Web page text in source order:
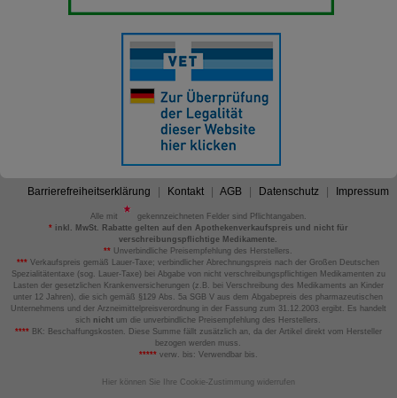
Barrierefreiheitserklärung Kontakt AGB Datenschutz Impressum
Alle mit
gekennzeichneten Felder sind Pflichtangaben.
*inkl. MwSt. Rabatte gelten auf den Apothekenverkaufspreis und nicht für
verschreibungspflichtige Medikamente.
** Unverbindliche Preisempfehlung des Herstellers.
*** Verkaufspreis gemäß Lauer-Taxe; verbindlicher Abrechnungspreis nach der Großen Deutschen
Spezialitätentaxe (sog. Lauer-Taxe) bei Abgabe von nicht verschreibungspflichtigen Medikamenten zu
Lasten der gesetzlichen Krankenversicherungen (z.B. bei Verschreibung des Medikaments an Kinder
unter 12 Jahren), die sich gemäß §129 Abs. 5a SGB V aus dem Abgabepreis des pharmazeutischen
Unternehmens und der Arzneimittelpreisverordnung in der Fassung zum 31.12.2003 ergibt. Es handelt
sich nicht um die unverbindliche Preisempfehlung des Herstellers.
****BK: Beschaffungskosten. Diese Summe fällt zusätzlich an, da der Artikel direkt vom Hersteller
bezogen werden muss.
*****verw. bis: Verwendbar bis.
Hier können Sie Ihre Cookie-Zustimmung widerrufen